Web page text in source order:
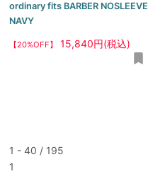
ordinary fits BARBER NOSLEEVE
NAVY
【20%OFF】 15,840円(税込)
1 - 40 / 195
1